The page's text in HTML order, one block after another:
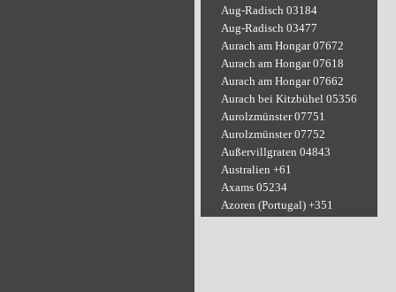
Aug-Radisch 03184
Aug-Radisch 03477
Aurach am Hongar 07672
Aurach am Hongar 07618
Aurach am Hongar 07662
Aurach bei Kitzbühel 05356
Aurolzmünster 07751
Aurolzmünster 07752
Außervillgraten 04843
Australien +61
Axams 05234
Azoren (Portugal) +351